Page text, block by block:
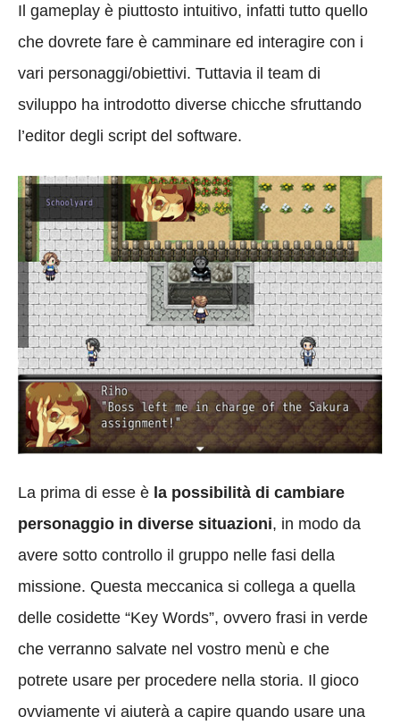
Il gameplay è piuttosto intuitivo, infatti tutto quello
che dovrete fare è camminare ed interagire con i
vari personaggi/obiettivi. Tuttavia il team di
sviluppo ha introdotto diverse chicche sfruttando
l’editor degli script del software.
La prima di esse è la possibilità di cambiare
personaggio in diverse situazioni, in modo da
avere sotto controllo il gruppo nelle fasi della
missione. Questa meccanica si collega a quella
delle cosidette “Key Words”, ovvero frasi in verde
che verranno salvate nel vostro menù e che
potrete usare per procedere nella storia. Il gioco
ovviamente vi aiuterà a capire quando usare una